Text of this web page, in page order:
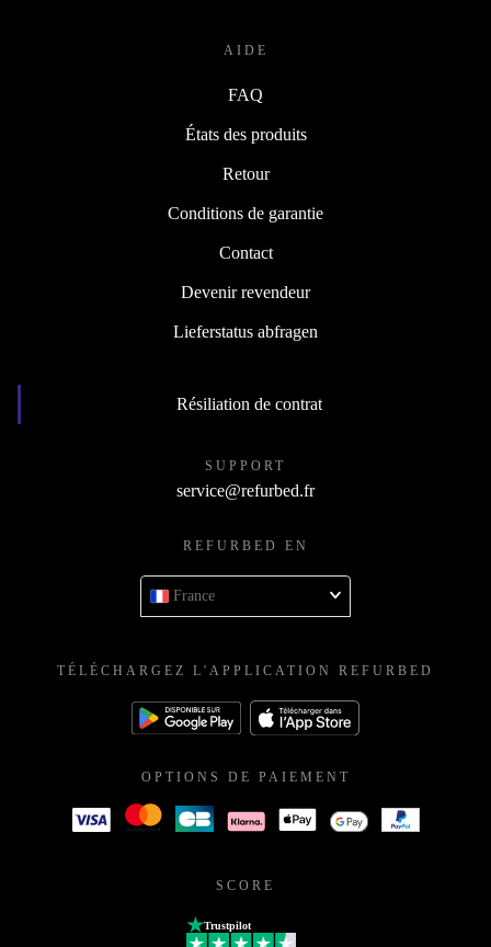
AIDE
FAQ
États des produits
Retour
Conditions de garantie
Contact
Devenir revendeur
Lieferstatus abfragen
Résiliation de contrat
SUPPORT
service@refurbed.fr
REFURBED EN
France
TÉLÉCHARGEZ L'APPLICATION REFURBED
OPTIONS DE PAIEMENT
SCORE
Trustpilot